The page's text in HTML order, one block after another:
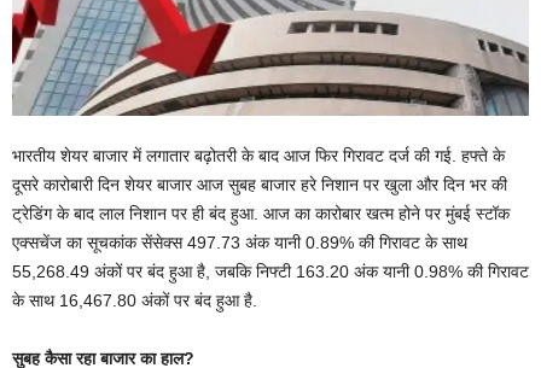
भारतीय शेयर बाजार में लगातार बढ़ोतरी के बाद आज फिर गिरावट दर्ज की गई. हफ्ते के
दूसरे कारोबारी दिन शेयर बाजार आज सुबह बाजार हरे निशान पर खुला और दिन भर की
ट्रेडिंग के बाद लाल निशान पर ही बंद हुआ. आज का कारोबार खत्म होने पर मुंबई स्टॉक
एक्सचेंज का सूचकांक सेंसेक्स 497.73 अंक यानी 0.89% की गिरावट के साथ
55,268.49 अंकों पर बंद हुआ है, जबकि निफ्टी 163.20 अंक यानी 0.98% की गिरावट
के साथ 16,467.80 अंकों पर बंद हुआ है.
सुबह कैसा रहा बाजार का हाल?